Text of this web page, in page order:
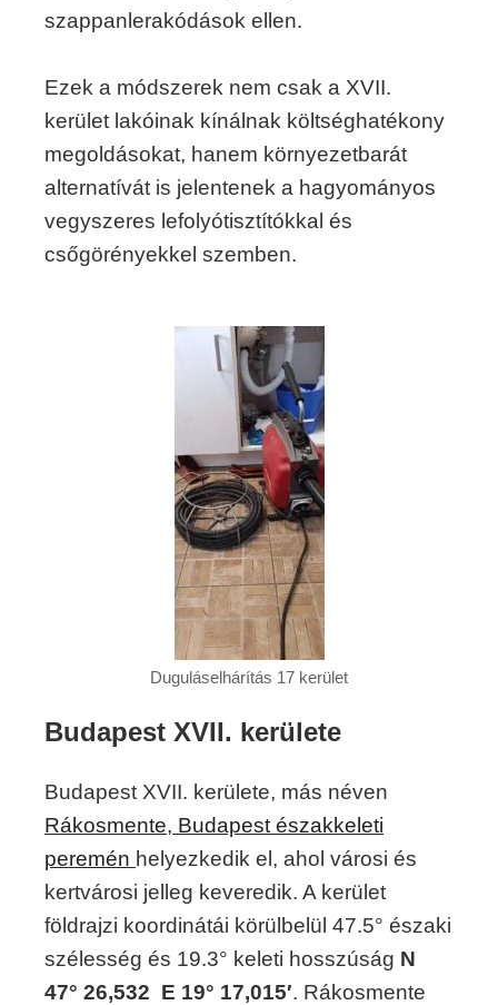
szappanlerakódások ellen.
Ezek a módszerek nem csak a XVII.
kerület lakóinak kínálnak költséghatékony
megoldásokat, hanem környezetbarát
alternatívát is jelentenek a hagyományos
vegyszeres lefolyótisztítókkal és
csőgörényekkel szemben.
Duguláselhárítás 17 kerület
Budapest XVII. kerülete
Budapest XVII. kerülete, más néven
Rákosmente, Budapest északkeleti
peremén helyezkedik el, ahol városi és
kertvárosi jelleg keveredik. A kerület
földrajzi koordinátái körülbelül 47.5° északi
szélesség és 19.3° keleti hosszúság N
47° 26,532 E 19° 17,015′. Rákosmente